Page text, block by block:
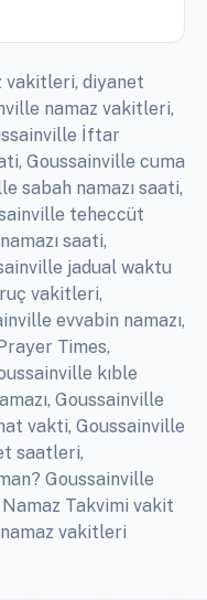
vakitleri, diyanet
namaz vakitleri,
İftar
Goussainville cuma
sabah namazı saati,
teheccüt
saati,
jadual waktu
vakitleri,
evvabin namazı,
Times,
kıble
Goussainville
vakti, Goussainville
saatleri,
Goussainville
Namaz Takvimi vakit
vakitleri